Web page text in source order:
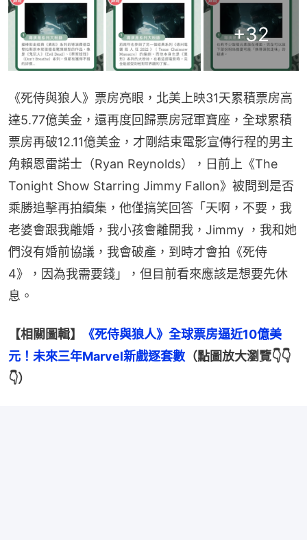
+32
《死侍與狼人》票房亮眼，北美上映31天累積票房高
達5.77億美金，還再度回歸票房冠軍寶座，全球累積
票房再破12.11億美金，才剛結束電影宣傳行程的男主
角賴恩雷諾士（Ryan Reynolds），日前上《The
Tonight Show Starring Jimmy Fallon》被問到是否
乘勝追擊再拍續集，他僅搞笑回答「天啊，不要，我
老婆會跟我離婚，我小孩會離開我，Jimmy ，我和她
們沒有婚前協議，我會破產，到時才會拍《死侍
4》，因為我需要錢」，但目前看來應該是想要先休
息。
【相關圖輯】
《死侍與狼人》全球票房逼近10億美
元！未來三年Marvel新戲逐套數 （點圖放大瀏覽👇👇
👇）